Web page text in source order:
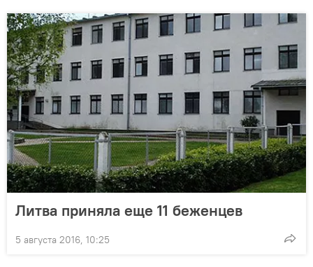
Литва приняла еще 11 беженцев
5 августа 2016, 10:25